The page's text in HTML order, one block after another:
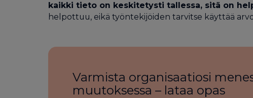
kaikki tieto on keskitetysti tallessa, sitä on
helpottuu, eikä työntekijöiden tarvitse käyttää
Varmista organisaatiosi
muutoksessa – lataa opas